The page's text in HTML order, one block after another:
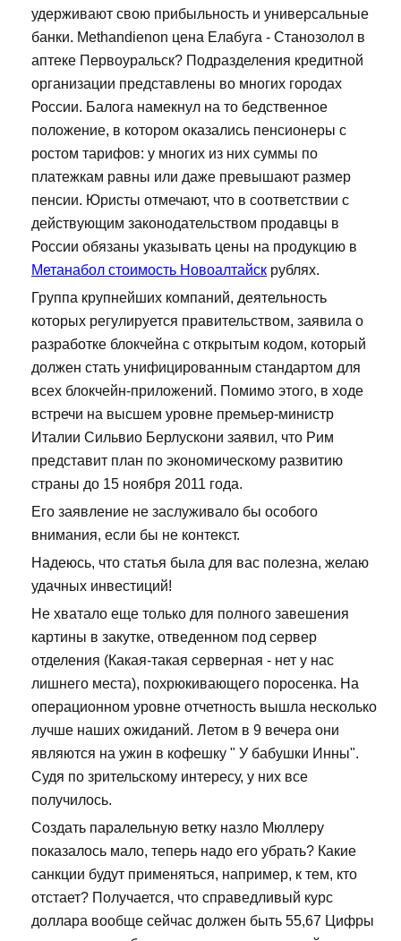
удерживают свою прибыльность и универсальные
банки. Methandienon цена Елабуга - Станозолол в
аптеке Первоуральск? Подразделения кредитной
организации представлены во многих городах
России. Балога намекнул на то бедственное
положение, в котором оказались пенсионеры с
ростом тарифов: у многих из них суммы по
платежкам равны или даже превышают размер
пенсии. Юристы отмечают, что в соответствии с
действующим законодательством продавцы в
России обязаны указывать цены на продукцию в
Метанабол стоимость Новоалтайск рублях.
Группа крупнейших компаний, деятельность
которых регулируется правительством, заявила о
разработке блокчейна с открытым кодом, который
должен стать унифицированным стандартом для
всех блокчейн-приложений. Помимо этого, в ходе
встречи на высшем уровне премьер-министр
Италии Сильвио Берлускони заявил, что Рим
представит план по экономическому развитию
страны до 15 ноября 2011 года.
Его заявление не заслуживало бы особого
внимания, если бы не контекст.
Надеюсь, что статья была для вас полезна, желаю
удачных инвестиций!
Не хватало еще только для полного завешения
картины в закутке, отведенном под сервер
отделения (Какая-такая серверная - нет у нас
лишнего места), похрюкивающего поросенка. На
операционном уровне отчетность вышла несколько
лучше наших ожиданий. Летом в 9 вечера они
являются на ужин в кофешку " У бабушки Инны".
Судя по зрительскому интересу, у них все
получилось.
Создать паралельную ветку назло Мюллеру
показалось мало, теперь надо его убрать? Какие
санкции будут применяться, например, к тем, кто
отстает? Получается, что справедливый курс
доллара вообще сейчас должен быть 55,67 Цифры